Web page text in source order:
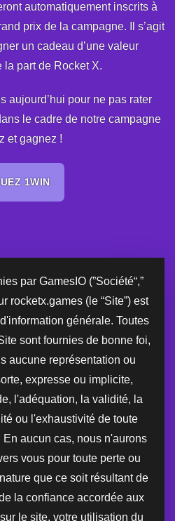
automatiquement inscrits à
prix de la campagne. Il s’agit
un cadeau d’une valeur
la part de Rocket X.
aujourd’hui pour ne pas rater
le cadre de notre campagne
et gagnez !
1WIN
par GamesIO (”Société“,”
rocketx.games (le “Site”) est
générale. Toutes
sont fournies de bonne foi,
aucune représentation ou
expresse ou implicite,
l'adéquation, la validité, la
ou l'exhaustivité de toute
aucun cas, nous n'aurons
vous pour toute perte ou
que ce soit résultant de
la confiance accordée aux
le site. votre utilisation du